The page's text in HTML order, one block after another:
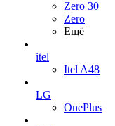
Zero 30
Zero
Ещё
itel
Itel A48
LG
OnePlus